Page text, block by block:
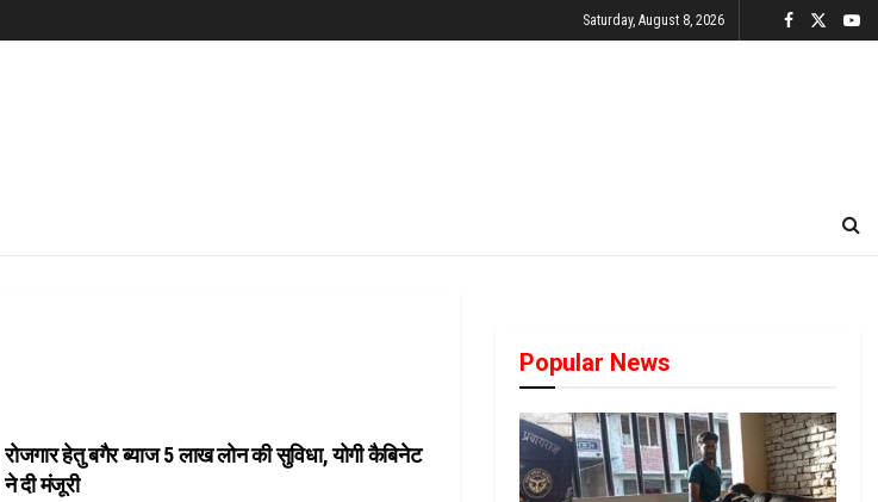
Saturday, August 8, 2026
रोजगार हेतु बगैर ब्याज 5 लाख लोन की सुविधा, योगी कैबिनेट
ने दी मंजूरी
Popular News